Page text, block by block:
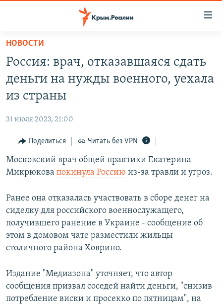
Вернуться
основному
содержанию
главной
Вернутся
поиску
СПЕЦПРОЕКТЫ
11 ЛЕТ ОККУПАЦИИ КРЫМА. 11 ИСТОРИЙ СОПРОТИВЛЕНИЯ
ЕЩЕ
ИНТЕРАКТИВ
ИНФОГРАФИКА
ТЕЛЕПРОЕКТ КРЫМ.РЕАЛИИ
СОВЕТЫ ПРАВОЗАЩИТНИКОВ
ПРОПАВШИЕ БЕЗ ВЕСТИ
ПОБЕДИТЕЛЕЙ НЕ СУДЯТ?
КРЫМ.НЕПОКОРЕННЫЙ
УКРАИНСКАЯ ПРОБЛЕМА КРЫМА
РАДІО СВОБОДА
КАК ОБОЙТИ БЛОКИРОВКУ
Все сайты RFE/RL
НОВОСТИ
Россия: врач, отказавшаяся сдать
деньги на нужды военного, уехала
из страны
31 июля 2023, 21:00
Поделиться Читать без VPN
Московский врач общей практики Екатерина
Микрюкова покинула Россию из-за травли и угроз.
Ранее она отказалась участвовать в сборе денег на
сиделку для российского военнослужащего,
получившего ранение в Украине - сообщение об
этом в домовом чате разместили жильцы
столичного района Ховрино.
Издание "Медиазона" уточняет, что автор
сообщения призвал соседей найти деньги, "снизив
потребление виски и просекко по пятницам", на